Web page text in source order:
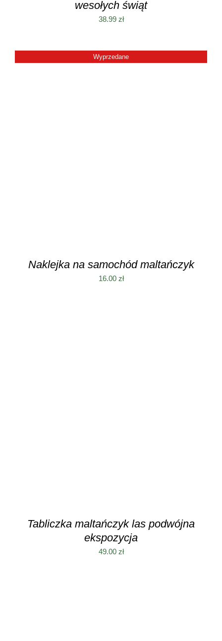
wesołych świąt
38.99 zł
Wyprzedane
Naklejka na samochód maltańczyk
16.00 zł
Tabliczka maltańczyk las podwójna
ekspozycja
49.00 zł